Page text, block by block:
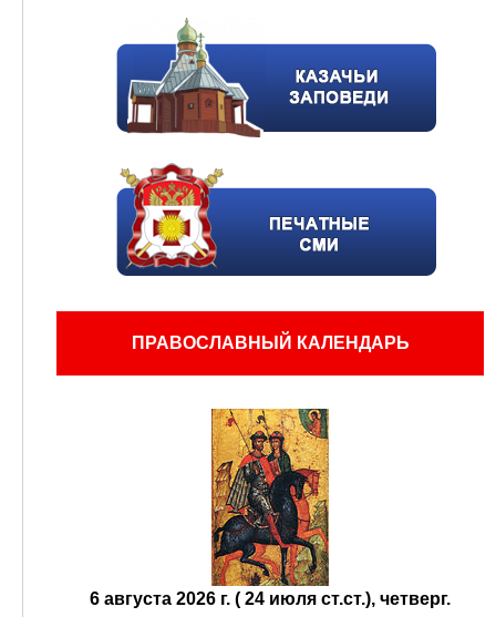
ПРАВОСЛАВНЫЙ КАЛЕНДАРЬ
6 августа 2026 г. ( 24 июля ст.ст.), четверг.